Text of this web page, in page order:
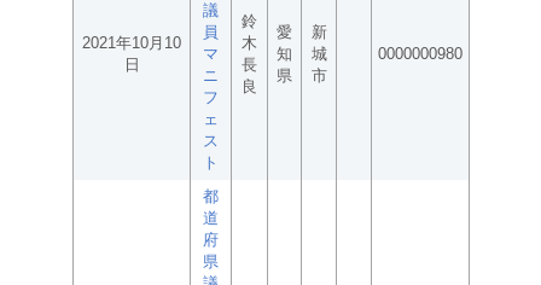
2021年10月10
日
議
員
マ
ニ
フ
ェ
ス
ト
鈴
木
長
良
愛
知
県
新
城
市
0000000980
都
道
府
県